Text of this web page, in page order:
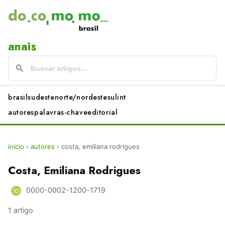
anais
brasilsudestenorte/nordestesulint
autorespalavras-chaveeditorial
início › autores › costa, emiliana rodrigues
Costa, Emiliana Rodrigues
0000-0002-1200-1719
1 artigo